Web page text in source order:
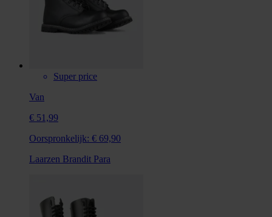
Super price
Van
€ 51,99
Oorspronkelijk: € 69,90
Laarzen Brandit Para